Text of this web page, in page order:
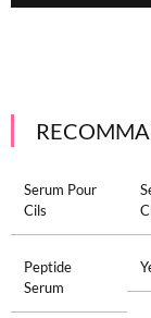
Serum Pour
Cils
Peptide
Serum